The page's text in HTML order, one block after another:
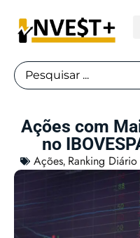
Ações com
no
Ações, Ranking Diário